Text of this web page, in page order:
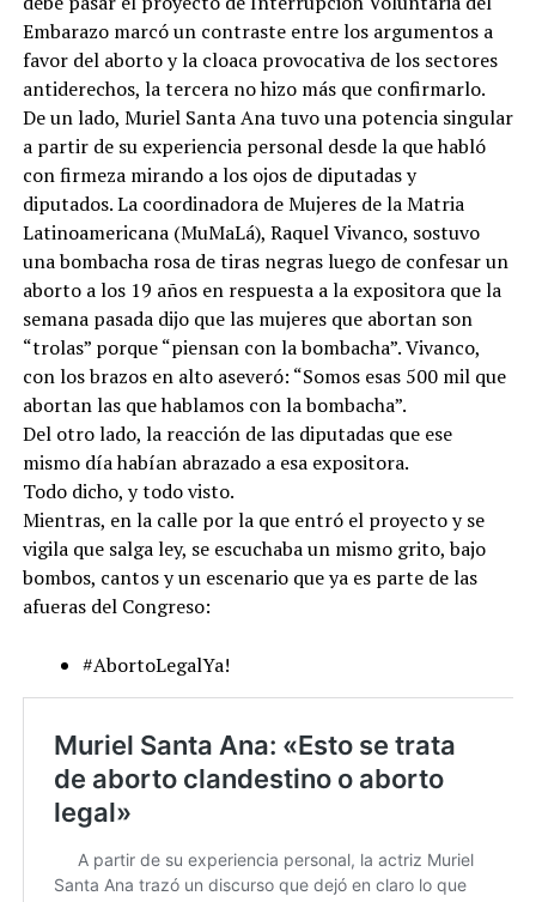
Embarazo marcó un contraste entre los argumentos a
favor del aborto y la cloaca provocativa de los sectores
antiderechos, la tercera no hizo más que confirmarlo.
De un lado, Muriel Santa Ana tuvo una potencia singular
a partir de su experiencia personal desde la que habló
con firmeza mirando a los ojos de diputadas y
diputados. La coordinadora de Mujeres de la Matria
Latinoamericana (MuMaLá), Raquel Vivanco, sostuvo
una bombacha rosa de tiras negras luego de confesar un
aborto a los 19 años en respuesta a la expositora que la
semana pasada dijo que las mujeres que abortan son
“trolas” porque “piensan con la bombacha”. Vivanco,
con los brazos en alto aseveró: “Somos esas 500 mil que
abortan las que hablamos con la bombacha”.
Del otro lado, la reacción de las diputadas que ese
mismo día habían abrazado a esa expositora.
Todo dicho, y todo visto.
Mientras, en la calle por la que entró el proyecto y se
vigila que salga ley, se escuchaba un mismo grito, bajo
bombos, cantos y un escenario que ya es parte de las
afueras del Congreso:
#AbortoLegalYa!